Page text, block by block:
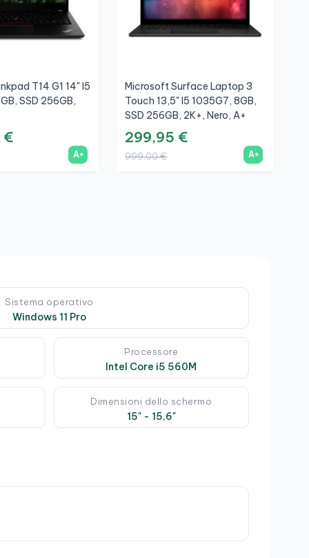
T14 G1 14" I5
SSD 256GB,
€
A+
Microsoft Surface Laptop 3
Touch 13,5" I5 1035G7, 8GB,
SSD 256GB, 2K+, Nero, A+
299,95 €
999,00 € A+
Sistema operativo
Windows 11 Pro
Processore
Intel Core i5 560M
Dimensioni dello schermo
15" - 15,6"